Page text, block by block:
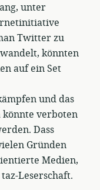
unter
Twitter zu
könnten
auf ein Set
und das
könnte verboten
Dass
Gründen
Medien,
Leserschaft.